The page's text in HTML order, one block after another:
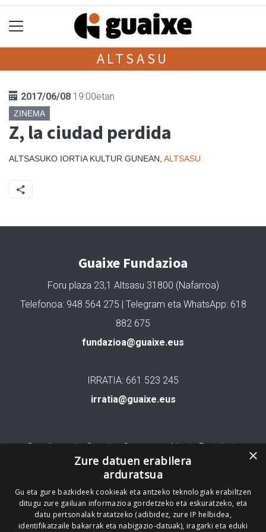
ALTSASU
2017/06/08 19:00etan
ZINEMA
Z, la ciudad perdida
ALTSASUKO IORTIA KULTUR GUNEAN, ALTSASU
Guaixe Fundazioa
Foru plaza 23,1 Altsasu 31800 (Nafarroa)
Telefonoa: 948 564 275 | Telegram eta WhatsApp: 618
882 675
fundazioa@guaixe.eus
IRRATIA: 661 523 245
irratia@guaixe.eus
Gure lizentzia: Creative Commons Aitortu Partekatu
Codesyntaxek garatua
×
Zure datuen erabilera
arduratsua
Gu eta gure bazkideek cookieak eta antzeko teknologiak erabiltzen
ditugu zure gailuan informazioa gordetzeko eta eskuratzeko, eta
datu pertsonalak tratatzeko (adibidez, zure IP helbidea,
identifikatzaile bakarrak eta nabigazio-datuak), iragarki eta eduki